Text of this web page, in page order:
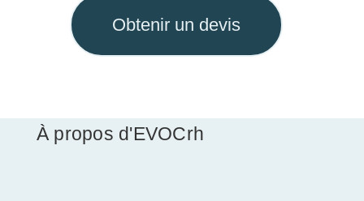
Obtenir un devis
À propos d'EVOCrh